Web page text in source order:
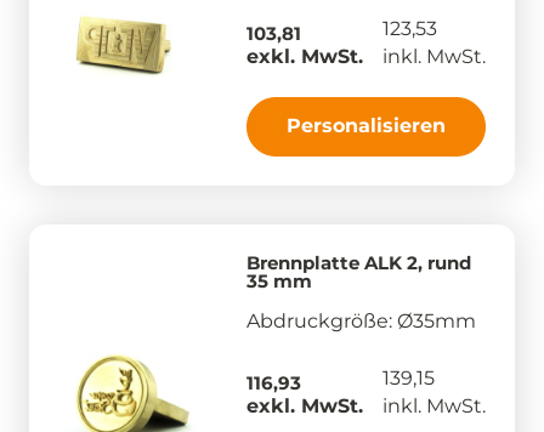
103,81
exkl. MwSt.
123,53
inkl. MwSt.
Personalisieren
Brennplatte ALK 2, rund
35 mm
Abdruckgröße: Ø35mm
116,93
exkl. MwSt.
139,15
inkl. MwSt.